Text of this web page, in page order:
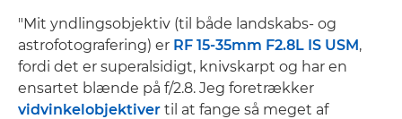
"Mit yndlingsobjektiv (til både landskabs- og
astrofotografering) er RF 15-35mm F2.8L IS USM,
fordi det er superalsidigt, knivskarpt og har en
ensartet blænde på f/2.8. Jeg foretrækker
vidvinkelobjektiver til at fange så meget af